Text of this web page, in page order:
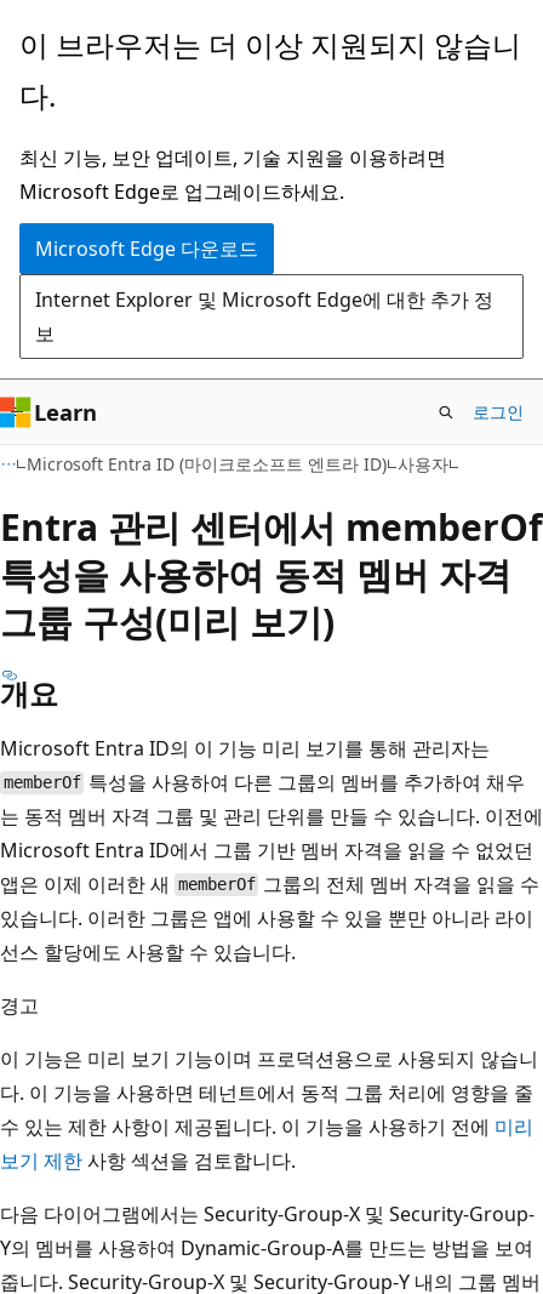
주
콘
츠
로
건
너
뛰
기
이 브라우저는 더 이상 지원되지 않습니
다.
최신 기능, 보안 업데이트, 기술 지원을 이용하려면
Microsoft Edge로 업그레이드하세요.
Microsoft Edge 다운로드
Internet Explorer 및 Microsoft Edge에 대한 추가 정
보
Learn 로그인
Microsoft Entra ID (마이크로소프트 엔트라 ID) 사용자
Entra 관리 센터에서 memberOf
특성을 사용하여 동적 멤버 자격
그룹 구성(미리 보기)
개요
Microsoft Entra ID의 이 기능 미리 보기를 통해 관리자는
memberOf 특성을 사용하여 다른 그룹의 멤버를 추가하여 채우
는 동적 멤버 자격 그룹 및 관리 단위를 만들 수 있습니다. 이전에
Microsoft Entra ID에서 그룹 기반 멤버 자격을 읽을 수 없었던
앱은 이제 이러한 새 memberOf 그룹의 전체 멤버 자격을 읽을 수
있습니다. 이러한 그룹은 앱에 사용할 수 있을 뿐만 아니라 라이
선스 할당에도 사용할 수 있습니다.
경고
이 기능은 미리 보기 기능이며 프로덕션용으로 사용되지 않습니
다. 이 기능을 사용하면 테넌트에서 동적 그룹 처리에 영향을 줄
수 있는 제한 사항이 제공됩니다. 이 기능을 사용하기 전에 미리
보기 제한사항 섹션을 검토합니다.
다음 다이어그램에서는 Security-Group-X 및 Security-Group-
Y의 멤버를 사용하여 Dynamic-Group-A를 만드는 방법을 보여
줍니다. Security-Group-X 및 Security-Group-Y 내의 그룹 멤버